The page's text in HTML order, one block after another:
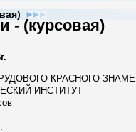
- (курсовая)
КРАСНОГО
ИНСТИТУТ